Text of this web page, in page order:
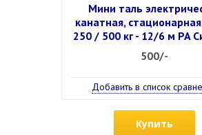
Мини таль
канатная,
250 / 500 кг - 12/6 м PA
500/-
Добавить в список
Купить